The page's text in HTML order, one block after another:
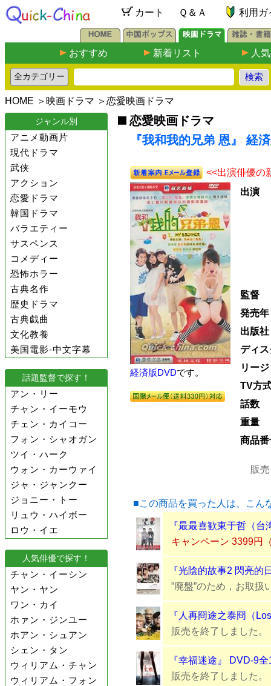
カート Ｑ＆Ａ 利用ガ
おすすめ 新着リスト 人
HOME ＞ 映画ドラマ ＞ 恋愛映画ドラマ
ジャンル別
アニメ動画片
現代ドラマ
武侠
アクション
恋愛ドラマ
韓国ドラマ
バラエティー
サスペンス
コメディー
恐怖ホラー
古典名作
歴史ドラマ
古典戯曲
文化教養
美国電影-中文字幕
話題監督で探す！
アン・リー
チャン・イーモウ
チェン・カイコー
フォン・シャオガン
ツイ・ハーク
ウォン・カーウァイ
ジャ・ジャンクー
ジョニー・トー
リュウ・ハイボー
ロウ・イエ
人気俳優で探す！
チャン・イーシン
ヤン・ヤン
ワン・カイ
ホァン・ジンユー
ホアン・シュアン
シェン・タン
ウィリアム・チャン
ウィリアム・フォン
恋愛映画ドラマ
『我和我的兄弟 恩』 経
<<出演俳優の
経済版DVDです。
出演
監督
発売年
出版社
ディス
リー
TV方
話数
重量
商品番
販
■この商品を買った人は、こん
『最最喜歓東于哲（
キャンペーン 3399円
『光陰的故事2 閃亮的
”廃盤”のため，お取扱
『人再冏途之泰冏（
販売を終了しました。
『幸福迷途』 DVD-9
販売を終了しました。